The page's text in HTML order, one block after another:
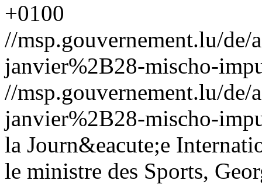
+0100
//msp.gouvernement.lu/
janvier%2B28-mischo-
//msp.gouvernement.lu/
janvier%2B28-mischo-
la Journ&eacute;e
le ministre des Sports,